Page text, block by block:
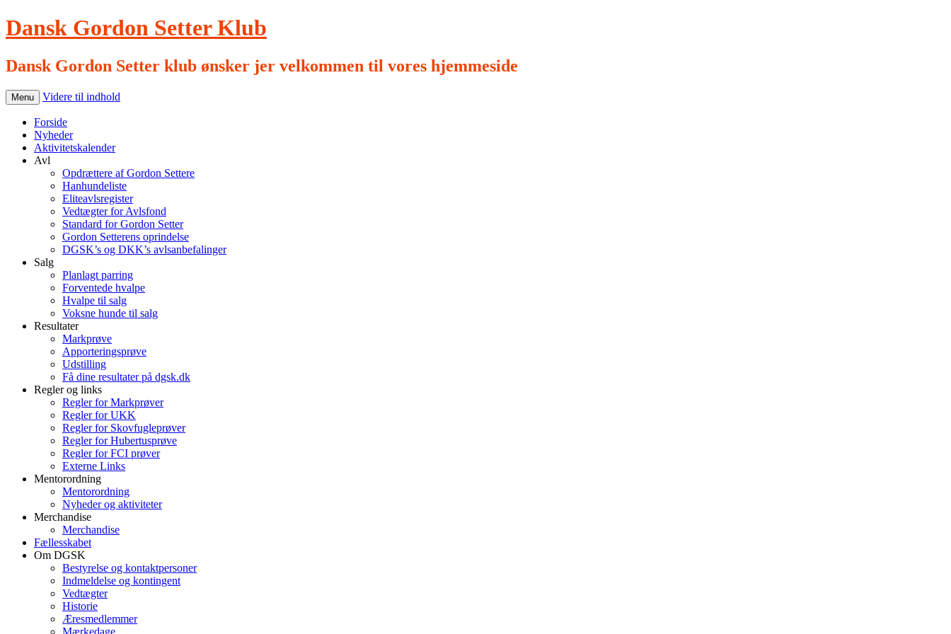
Dansk Gordon Setter Klub
Dansk Gordon Setter klub ønsker jer velkommen til vores hjemmeside
Menu Videre til indhold
Forside
Nyheder
Aktivitetskalender
Avl
Opdrættere af Gordon Settere
Hanhundeliste
Eliteavlsregister
Vedtægter for Avlsfond
Standard for Gordon Setter
Gordon Setterens oprindelse
DGSK’s og DKK’s avlsanbefalinger
Salg
Planlagt parring
Forventede hvalpe
Hvalpe til salg
Voksne hunde til salg
Resultater
Markprøve
Apporteringsprøve
Udstilling
Få dine resultater på dgsk.dk
Regler og links
Regler for Markprøver
Regler for UKK
Regler for Skovfugleprøver
Regler for Hubertusprøve
Regler for FCI prøver
Externe Links
Mentorordning
Mentorordning
Nyheder og aktiviteter
Merchandise
Merchandise
Fællesskabet
Om DGSK
Bestyrelse og kontaktpersoner
Indmeldelse og kontingent
Vedtægter
Historie
Æresmedlemmer
Mærkedage